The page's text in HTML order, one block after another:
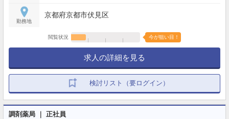
勤務地
京都府京都市伏見区
閲覧状況 今が狙い目！
求人の詳細を見る
検討リスト（要ログイン）
調剤薬局 ｜ 正社員